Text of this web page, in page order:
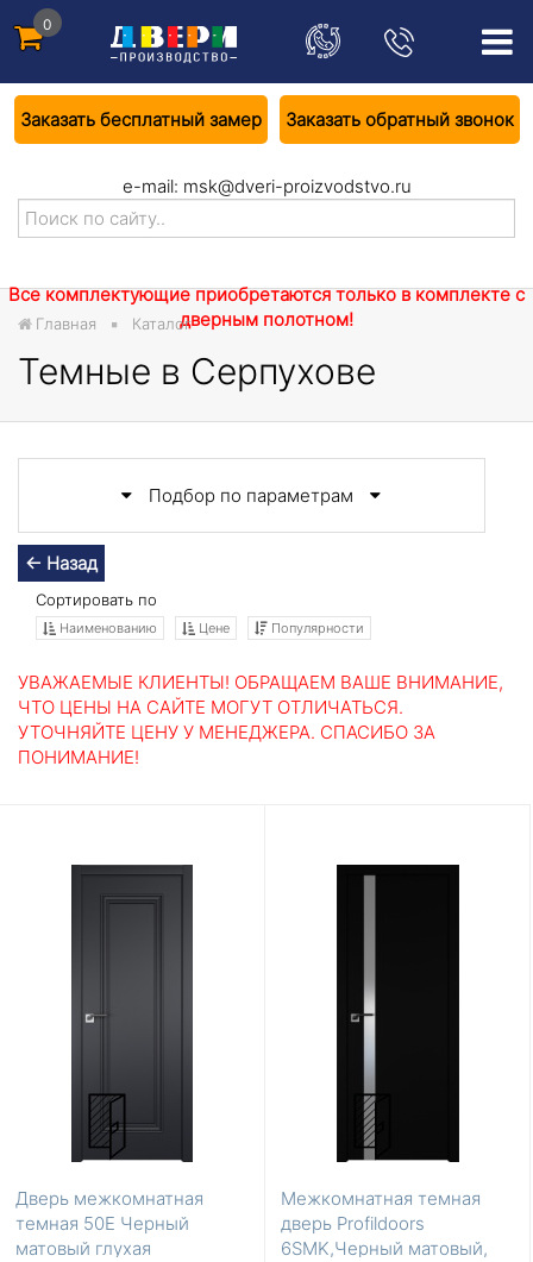
0
Заказать бесплатный замер Заказать обратный звонок
e-mail: msk@dveri-proizvodstvo.ru
Все комплектующие приобретаются только в комплекте с
дверным полотном!
Главная Каталог
Темные в Серпухове
Подбор по параметрам
← Назад
Сортировать по
Наименованию Цене Популярности
УВАЖАЕМЫЕ КЛИЕНТЫ! ОБРАЩАЕМ ВАШЕ ВНИМАНИЕ,
ЧТО ЦЕНЫ НА САЙТЕ МОГУТ ОТЛИЧАТЬСЯ.
УТОЧНЯЙТЕ ЦЕНУ У МЕНЕДЖЕРА. СПАСИБО ЗА
ПОНИМАНИЕ!
Дверь межкомнатная
темная 50Е Черный
матовый глухая
Межкомнатная темная
дверь Profildoors
6SMK,Черный матовый,